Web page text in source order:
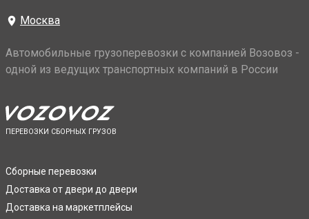
Москва
Автомобильные грузоперевозки с компанией Возовоз -
одной из ведущих транспортных компаний в России
ПЕРЕВОЗКИ СБОРНЫХ ГРУЗОВ
Сборные перевозки
Доставка от двери до двери
Доставка на маркетплейсы